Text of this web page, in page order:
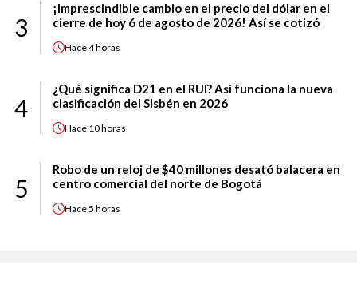
3
¡Imprescindible cambio en el precio del dólar en el
cierre de hoy 6 de agosto de 2026! Así se cotizó
Hace4 horas
4
¿Qué significa D21 en el RUI? Así funciona la nueva
clasificación del Sisbén en 2026
Hace 10 horas
5
Robo de un reloj de $40 millones desató balacera en
centro comercial del norte de Bogotá
Hace5 horas